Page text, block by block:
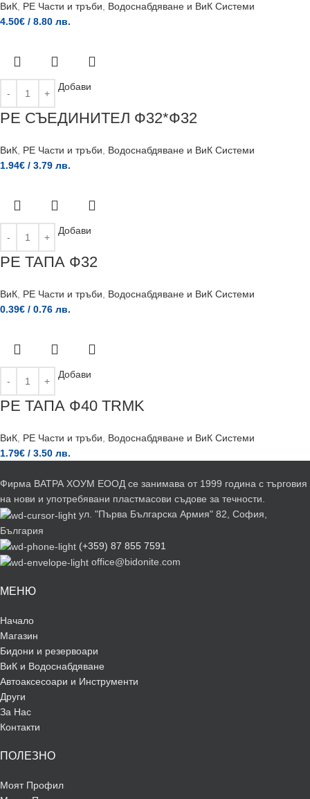
ВиК, PE Части и тръби, Водоснабдяване и ВиК Системи
4.50€ / 8.80 лв.
Добави
РЕ СЪЕДИНИТЕЛ Ф32*Ф32
ВиК, PE Части и тръби, Водоснабдяване и ВиК Системи
1.94€ / 3.79 лв.
Добави
РЕ ТАПА Ф32
ВиК, PE Части и тръби, Водоснабдяване и ВиК Системи
0.39€ / 0.76 лв.
Добави
РЕ ТАПА Ф40 TRMK
ВиК, PE Части и тръби, Водоснабдяване и ВиК Системи
1.79€ / 3.50 лв.
Фирма ВАТРА ХОУМ ЕООД се занимава от 1999 година с търговия
на нови и употребявани пластмасови съдове за течности.
ул. "Първа Българска Армия" 82, София,
България
(+359) 87 855 7591
office@bidonite.com
МЕНЮ
Начало
Магазин
Бидони и резервоари
ВиК и Водоснабдяване
Автоаксесоари и Инструменти
Други
За Нас
Контакти
ПОЛЕЗНО
Моят Профил